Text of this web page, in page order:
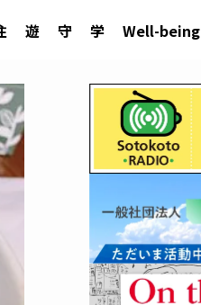
遊 守 学 Well-being